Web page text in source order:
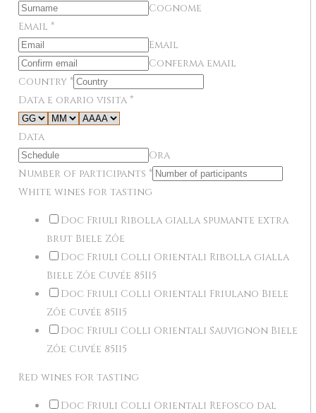
Cognome
Email *
Email
Conferma email
Country *
Data e orario visita *
Data
Ora
Number of participants *
White wines for tasting
Doc Friuli Ribolla gialla spumante extra
brut Biele Zôe
Doc Friuli Colli Orientali Ribolla gialla
Biele Zôe Cuvée 85I15
Doc Friuli Colli Orientali Friulano Biele
Zôe Cuvée 85I15
Doc Friuli Colli Orientali Sauvignon Biele
Zôe Cuvée 85I15
Red wines for tasting
Doc Friuli Colli Orientali Refosco dal